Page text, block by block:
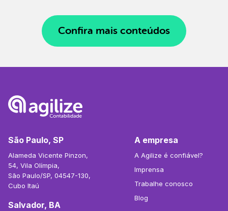
Confira mais conteúdos
São Paulo, SP
Alameda Vicente Pinzon,
54, Vila Olímpia,
São Paulo/SP, 04547-130,
Cubo Itaú
Salvador, BA
A empresa
A Agilize é confiável?
Imprensa
Trabalhe conosco
Blog